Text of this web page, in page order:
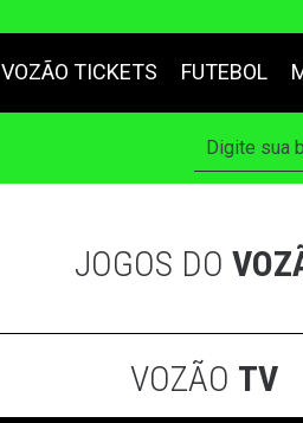
VOZÃO TICKETS FUTEBOL
JOGOS DO
VOZÃO TV